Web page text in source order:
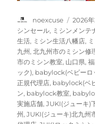
投
稿
者
noexcuse
投
稿
日:
2026年
シンセール, ミシンメンテ
生活, ミシン生活八幡店,
九州,北九州市のミシン修
市のミシン教室, 山口県,
ック), babylock(ベビーロ
正規代理店, babylock(ベ
ン, babylock教室,
実施店舗,JUKI(ジューキ)
州,JUKI(ジューキ)北九州